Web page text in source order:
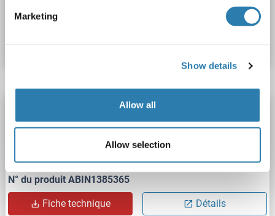
Marketing
Show details
Allow all
Allow selection
N° du produit ABIN1401488
SERPINB10 anticorps
SERPINB10 Reactivité: Humain
WB, IF (p), IHC (p)
Polyclonal unconjugated
N° du produit ABIN1385365
Fiche technique Détails